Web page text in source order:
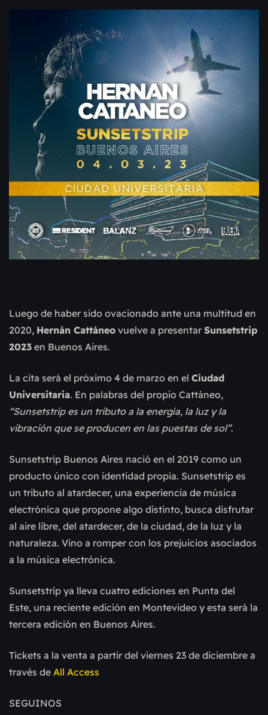
Luego de haber sido ovacionado ante una multitud en
2020, Hernán Cattáneo vuelve a presentar Sunsetstrip
2023 en Buenos Aires.
La cita será el próximo 4 de marzo en el Ciudad
Universitaria. En palabras del propio Cattáneo,
“Sunsetstrip es un tributo a la energía, la luz y la
vibración que se producen en las puestas de sol”.
Sunsetstrip Buenos Aires nació en el 2019 como un
producto único con identidad propia. Sunsetstrip es
un tributo al atardecer, una experiencia de música
electrónica que propone algo distinto, busca disfrutar
al aire libre, del atardecer, de la ciudad, de la luz y la
naturaleza. Vino a romper con los prejuicios asociados
a la música electrónica.
Sunsetstrip ya lleva cuatro ediciones en Punta del
Este, una reciente edición en Montevideo y esta será la
tercera edición en Buenos Aires.
Tickets a la venta a partir del viernes 23 de diciembre a
través de All Access
SEGUINOS